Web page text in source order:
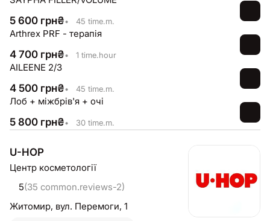
5 600 грн₴• 45 time.m.
Arthrex PRF - терапія
4 700 грн₴• 1 time.hour
AILEENE 2/3
4 500 грн₴• 45 time.m.
Лоб + міжбрів'я + очі
5 800 грн₴• 30 time.m.
U-HOP
Центр косметології
5(35 common.reviews-2)
Житомир, вул. Перемоги, 1